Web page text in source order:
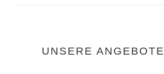
UNSERE ANGEBOTE